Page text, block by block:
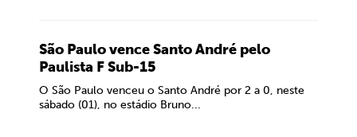
São Paulo vence Santo André pelo
Paulista F Sub-15
O São Paulo venceu o Santo André por 2 a 0, neste
sábado (01), no estádio Bruno...